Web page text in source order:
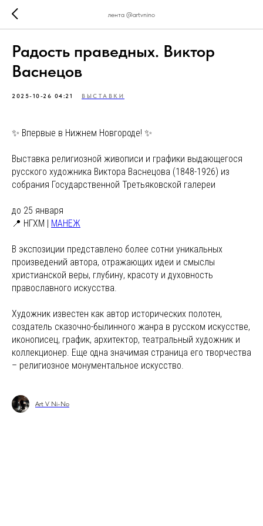
лента @artvnino
Радость праведных. Виктор
Васнецов
2025-10-26 04:21 ВЫСТАВКИ
✨ Впервые в Нижнем Новгороде! ✨
Выставка религиозной живописи и графики выдающегося
русского художника Виктора Васнецова (1848-1926) из
собрания Государственной Третьяковской галереи
до 25 января
📍 НГХМ | МАНЕЖ
В экспозиции представлено более сотни уникальных
произведений автора, отражающих идеи и смыслы
христианской веры, глубину, красоту и духовность
православного искусства.
Художник известен как автор исторических полотен,
создатель сказочно-былинного жанра в русском искусстве,
иконописец, график, архитектор, театральный художник и
коллекционер. Еще одна значимая страница его творчества
– религиозное монументальное искусство.
Art V Ni-No